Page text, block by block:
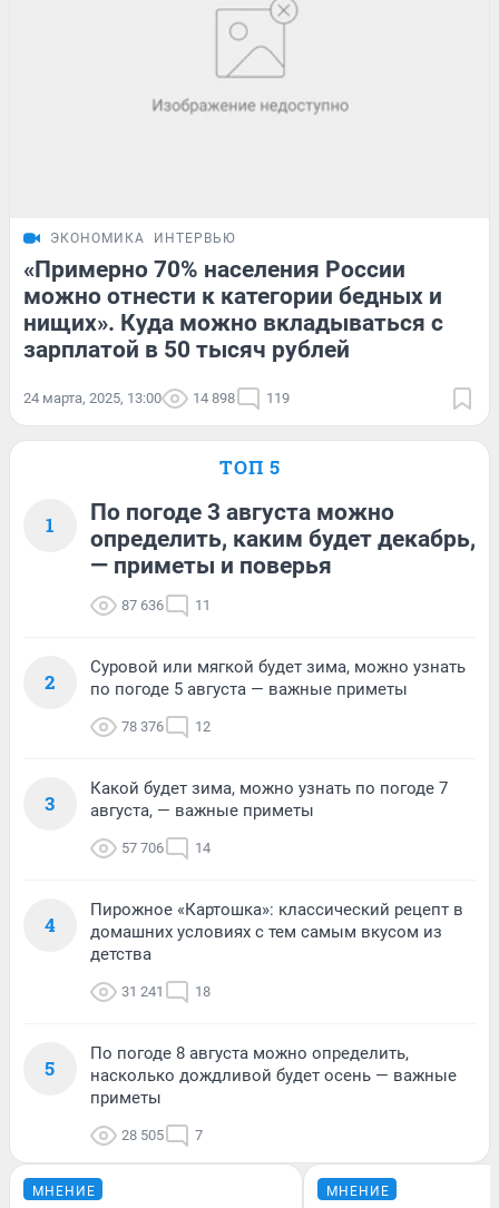
ЭКОНОМИКА ИНТЕРВЬЮ
«Примерно 70% населения России
можно отнести к категории бедных и
нищих». Куда можно вкладываться с
зарплатой в 50 тысяч рублей
24 марта, 2025, 13:00 14 898 119
ТОП 5
1
По погоде 3 августа можно
определить, каким будет декабрь,
— приметы и поверья
87 636 11
2
Суровой или мягкой будет зима, можно узнать
по погоде 5 августа — важные приметы
78 376 12
3
Какой будет зима, можно узнать по погоде 7
августа, — важные приметы
57 706 14
4
Пирожное «Картошка»: классический рецепт в
домашних условиях с тем самым вкусом из
детства
31 241 18
5
По погоде 8 августа можно определить,
насколько дождливой будет осень — важные
приметы
28 505 7
МНЕНИЕ МНЕНИЕ